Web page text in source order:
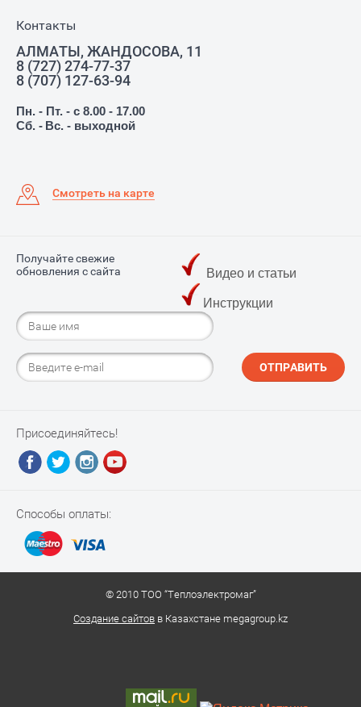
Контакты
АЛМАТЫ, ЖАНДОСОВА, 11
8 (727) 274-77-37
8 (707) 127-63-94
Пн. - Пт. - с 8.00 - 17.00
Сб. - Вс. - выходной
Смотреть на карте
Получайте свежие
обновления с сайта
Видео и статьи
Инструкции
ОТПРАВИТЬ
Присоединяйтесь!
Способы оплаты:
© 2010 ТОО “Теплоэлектромаг”
Создание сайтов в Казахстане megagroup.kz